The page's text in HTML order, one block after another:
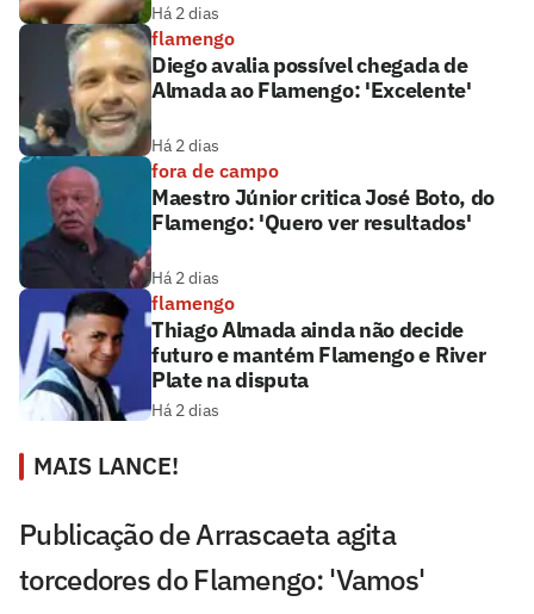
Há 2 dias
flamengo
Diego avalia possível chegada de
Almada ao Flamengo: 'Excelente'
Há 2 dias
fora de campo
Maestro Júnior critica José Boto, do
Flamengo: 'Quero ver resultados'
Há 2 dias
flamengo
Thiago Almada ainda não decide
futuro e mantém Flamengo e River
Plate na disputa
Há 2 dias
MAIS LANCE!
Publicação de Arrascaeta agita
torcedores do Flamengo: 'Vamos'